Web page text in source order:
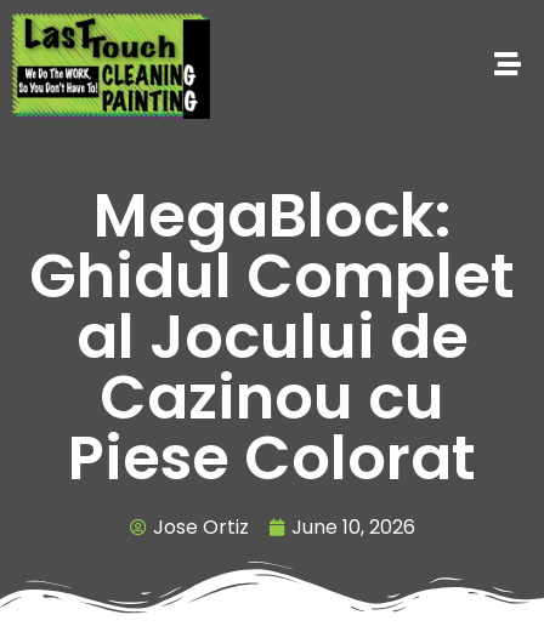
MegaBlock:
Ghidul Complet
al Jocului de
Cazinou cu
Piese Colorat
Jose Ortiz June 10, 2026